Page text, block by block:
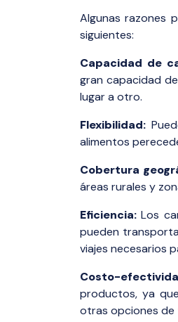
Algunas razones
siguientes:
Capacidad de
gran capacidad
lugar a otro.
Flexibilidad:
alimentos
Cobertura
áreas rurales y
Eficiencia:Los
pueden
viajes necesarios
Costo-
productos, ya
otras opciones